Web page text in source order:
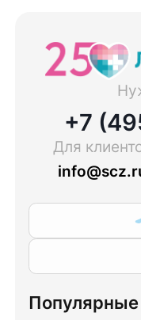
+7
Для
Популярные